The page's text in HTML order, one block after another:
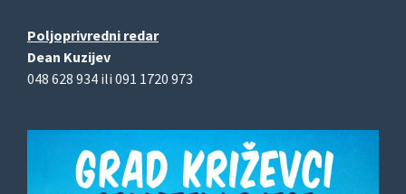
Poljoprivredni redar
Dean Kuzijev
048 628 934 ili 091 1720 973